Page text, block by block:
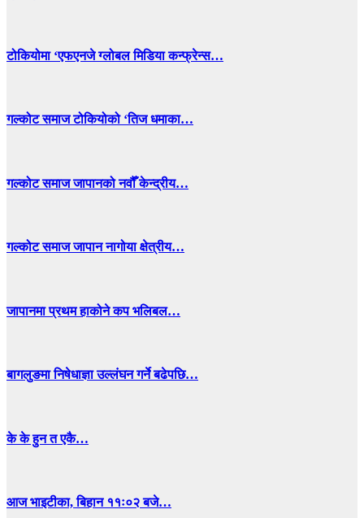
टोकियोमा ‘एफएनजे ग्लोबल मिडिया कन्फ्रेन्स…
गल्कोट समाज टोकियोको ‘तिज धमाका…
गल्कोट समाज जापानको नवौँ केन्द्रीय…
गल्कोट समाज जापान नागोया क्षेत्रीय…
जापानमा प्रथम हाकोने कप भलिबल…
बागलुङमा निषेधाज्ञा उल्लंघन गर्ने बढेपछि…
के के हुन त एकै…
आज भाइटीका, बिहान ११ः०२ बजे…